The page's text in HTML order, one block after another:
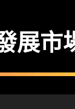
展